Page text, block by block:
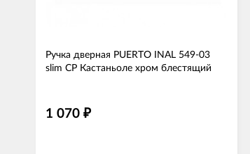
Ручка дверная PUERTO INAL 549-03
slim CP Кастаньоле хром блестящий
1 070 ₽